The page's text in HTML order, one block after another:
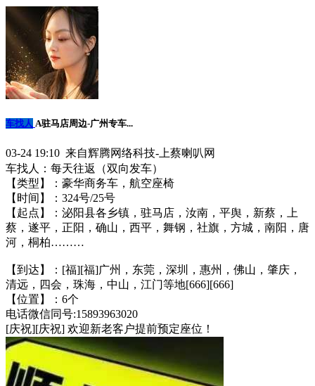
车找人 A驻马店周边-广州专车...
03-24 19:10 来自辉腾网络科技-上蔡喇叭网
车找人：每天往返（双向发车）
【类型】：豪华商务车，航空座椅
【时间】：3️24号/25号
【起点】：泌阳县各乡镇，驻马店，汝南，平舆，新蔡，上
蔡，遂平，正阳，确山，西平，舞钢，社旗，方城，南阳，唐
河，桐柏………
【到达】：[福][福]广州，东莞，深圳，惠州，佛山，肇庆，
清远，四会，珠海，中山，江门等地[666][666]
【位置】：6个
电话微信同号:15893963020
[庆祝][庆祝] 欢迎新老客户提前预定座位！